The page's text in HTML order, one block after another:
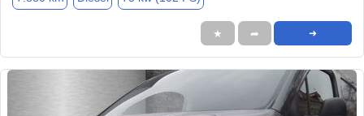
★ ➦ ➜